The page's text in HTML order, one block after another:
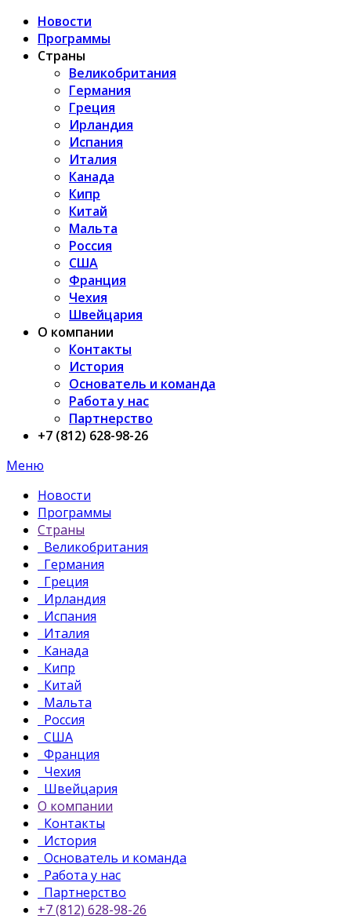
Новости
Программы
Страны
Великобритания
Германия
Греция
Ирландия
Испания
Италия
Канада
Кипр
Китай
Мальта
Россия
США
Франция
Чехия
Швейцария
О компании
Контакты
История
Основатель и команда
Работа у нас
Партнерство
+7 (812) 628-98-26
Меню
Новости
Программы
Страны
Великобритания
Германия
Греция
Ирландия
Испания
Италия
Канада
Кипр
Китай
Мальта
Россия
США
Франция
Чехия
Швейцария
О компании
Контакты
История
Основатель и команда
Работа у нас
Партнерство
+7 (812) 628-98-26